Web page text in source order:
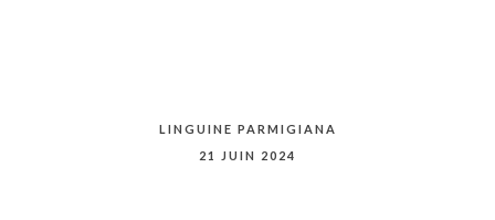
LINGUINE PARMIGIANA
21 JUIN 2024